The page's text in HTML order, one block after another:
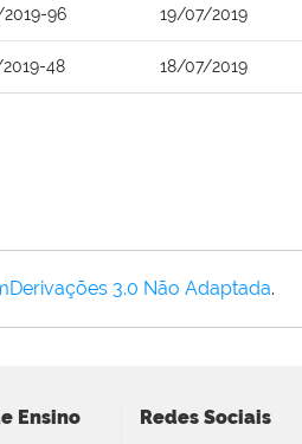
96 19/07/2019
48 18/07/2019
3.0 Não Adaptada.
Ensino Redes Sociais